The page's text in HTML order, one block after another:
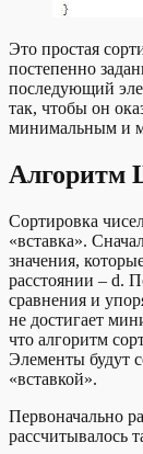
Это простая
постепенно
последующий
так, чтобы он
минимальным и
Алгоритм
Сортировка
«вставка».
значения,
расстоянии – d.
сравнения и
не достигает
что алгоритм
Элементы будут
«вставкой».
Первоначально
рассчитывалось